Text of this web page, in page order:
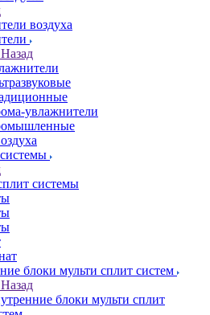
воздуха
Назад
увлажнители
системы
блоки мульти сплит систем
Назад
блоки мульти сплит